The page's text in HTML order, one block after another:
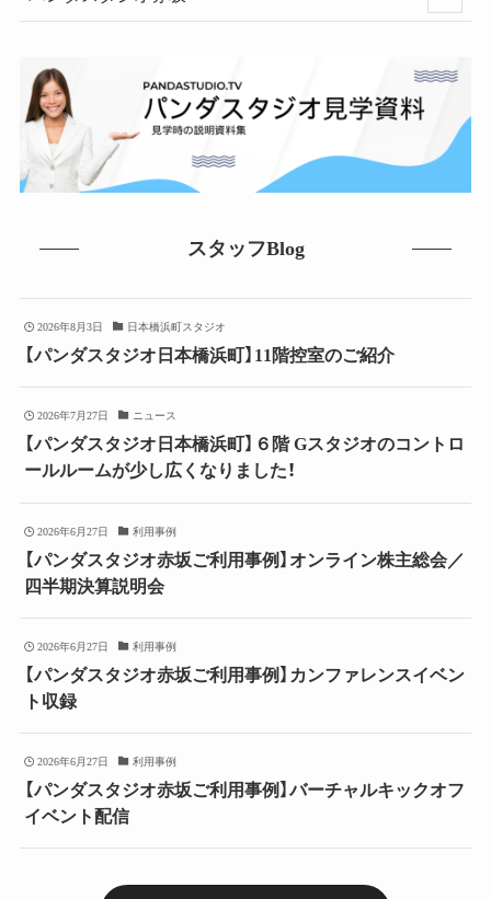
スタッフBlog
2026年8月3日 日本橋浜町スタジオ
【パンダスタジオ日本橋浜町】11階控室のご紹介
2026年7月27日 ニュース
【パンダスタジオ日本橋浜町】６階 Gスタジオのコントロ
ールルームが少し広くなりました！
2026年6月27日 利用事例
【パンダスタジオ赤坂ご利用事例】オンライン株主総会／
四半期決算説明会
2026年6月27日 利用事例
【パンダスタジオ赤坂ご利用事例】カンファレンスイベン
ト収録
2026年6月27日 利用事例
【パンダスタジオ赤坂ご利用事例】バーチャルキックオフ
イベント配信